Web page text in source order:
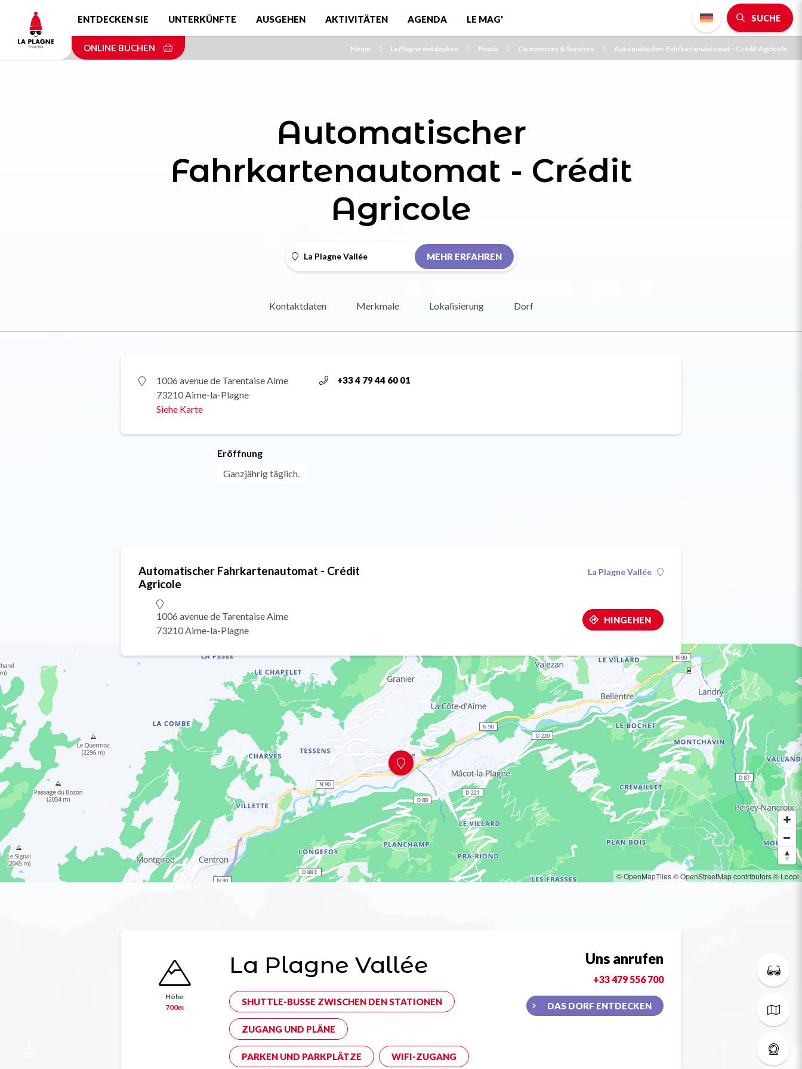
content
ENTDECKEN SIE UNTERKÜNFTE AUSGEHEN AKTIVITÄTEN AGENDA LE MAG' SUCHE
ONLINE BUCHEN Home La Plagne entdecken Praxis Commerces & Services Automatischer Fahrkartenautomat - Crédit Agricole
Automatischer
Fahrkartenautomat - Crédit
Agricole
La Plagne Vallée MEHR ERFAHREN
Kontaktdaten Merkmale Lokalisierung Dorf
1006 avenue de Tarentaise Aime
73210 Aime-la-Plagne
Siehe Karte
+33 4 79 44 60 01
Eröffnung
Ganzjährig täglich.
Automatischer Fahrkartenautomat - Crédit
Agricole
1006 avenue de Tarentaise Aime
73210 Aime-la-Plagne
La Plagne Vallée
HINGEHEN
© OpenMapTiles© OpenStreetMap contributors© Loopi
Höhe
700m
La Plagne Vallée
SHUTTLE-BUSSE ZWISCHEN DEN STATIONEN
ZUGANG UND PLÄNE
PARKEN UND PARKPLÄTZE WIFI-ZUGANG
Uns anrufen
+33 479 556 700
DAS DORF ENTDECKEN